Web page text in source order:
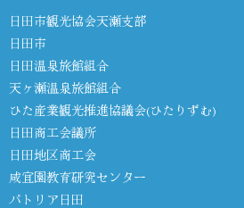
日田市観光協会天瀬支部
日田市
日田温泉旅館組合
天ヶ瀬温泉旅館組合
ひた産業観光推進協議会(ひたりずむ)
日田商工会議所
日田地区商工会
咸宜園教育研究センター
パトリア日田